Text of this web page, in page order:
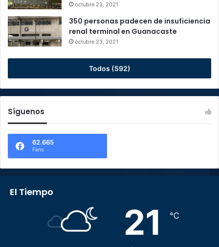
octubre 23, 2021
350 personas padecen de insuficiencia
renal terminal en Guanacaste
octubre 23, 2021
Todos (592)
Síguenos
62.665
Fans
El Tiempo
21 ℃